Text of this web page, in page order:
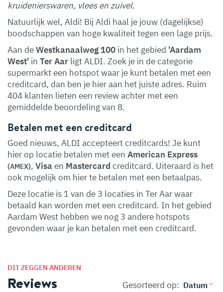
kruidenierswaren, vlees en zuivel.
Natuurlijk wel, Aldi! Bij Aldi haal je jouw (dagelijkse)
boodschappen van hoge kwaliteit tegen een lage prijs.
Aan deWestkanaalweg 100 in het gebied 'Aardam
West' in Ter Aar ligt ALDI. Zoek je in de categorie
supermarkt een hotspot waar je kunt betalen met een
creditcard, dan ben je hier aan het juiste adres. Ruim
404 klanten lieten een review achter met een
gemiddelde beoordeling van 8.
Betalen met een creditcard
Goed nieuws, ALDI accepteert creditcards! Je kunt
hier op locatie betalen met een American Express
(AMEX), Visa en Mastercard creditcard. Uiteraard is het
ook mogelijk om hier te betalen met een betaalpas.
Deze locatie is 1 van de 3 locaties in Ter Aar waar
betaald kan worden met een creditcard. In het gebied
Aardam West hebben we nog 3 andere hotspots
gevonden waar je kan betalen met een creditcard.
DIT ZEGGEN ANDEREN
Reviews Gesorteerd op: